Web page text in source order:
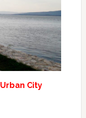
Urban City